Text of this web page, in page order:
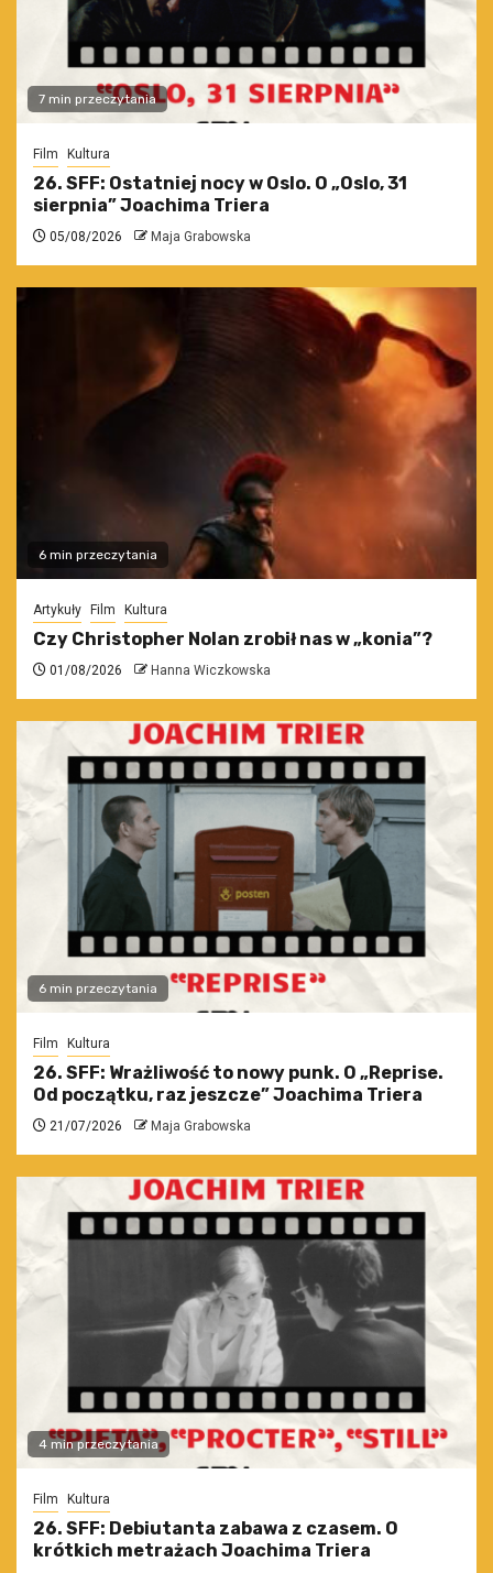
7 min przeczytania
Film Kultura
26. SFF: Ostatniej nocy w Oslo. O „Oslo, 31
sierpnia” Joachima Triera
05/08/2026 Maja Grabowska
6 min przeczytania
Artykuły Film Kultura
Czy Christopher Nolan zrobił nas w „konia”?
01/08/2026 Hanna Wiczkowska
6 min przeczytania
Film Kultura
26. SFF: Wrażliwość to nowy punk. O „Reprise.
Od początku, raz jeszcze” Joachima Triera
21/07/2026 Maja Grabowska
4 min przeczytania
Film Kultura
26. SFF: Debiutanta zabawa z czasem. O
krótkich metrażach Joachima Triera